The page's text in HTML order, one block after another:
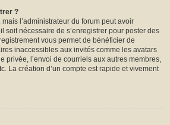
?
l’administrateur du forum peut avoir
soit nécessaire de s’enregistrer pour poster des
vous permet de bénéficier de
inaccessibles aux invités comme les avatars
privée, l’envoi de courriels aux autres membres,
La création d’un compte est rapide et vivement